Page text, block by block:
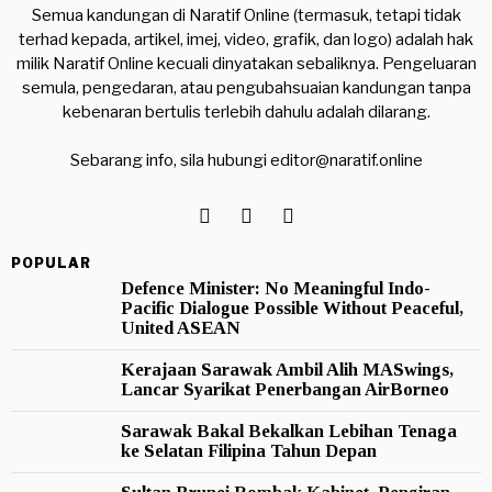
Semua kandungan di Naratif Online (termasuk, tetapi tidak
terhad kepada, artikel, imej, video, grafik, dan logo) adalah hak
milik Naratif Online kecuali dinyatakan sebaliknya. Pengeluaran
semula, pengedaran, atau pengubahsuaian kandungan tanpa
kebenaran bertulis terlebih dahulu adalah dilarang.
Sebarang info, sila hubungi editor@naratif.online
POPULAR
Defence Minister: No Meaningful Indo-
Pacific Dialogue Possible Without Peaceful,
United ASEAN
Kerajaan Sarawak Ambil Alih MASwings,
Lancar Syarikat Penerbangan AirBorneo
Sarawak Bakal Bekalkan Lebihan Tenaga
ke Selatan Filipina Tahun Depan